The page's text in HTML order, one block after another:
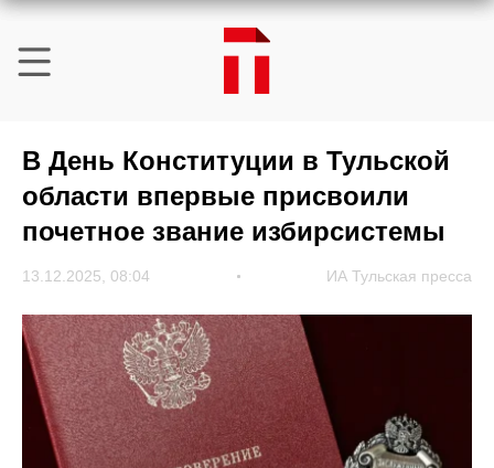
В День Конституции в Тульской
области впервые присвоили
почетное звание избирсистемы
13.12.2025, 08:04 ИА Тульская пресса